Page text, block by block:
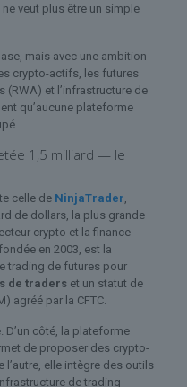
veut plus être un simple
mais avec une ambition
crypto-actifs, les futures
et l’infrastructure de
qu’aucune plateforme
1,5 milliard — le
celle de NinjaTrader
de dollars, la plus grande
crypto et la finance
en 2003, est la
trading de futures pour
de traderset un statut de
agréé par la CFTC.
D’un côté, la plateforme
de proposer des crypto-
l’autre, elle intègre des outils
de trading